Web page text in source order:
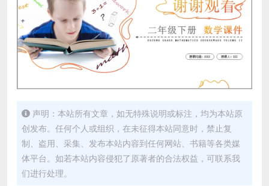
声明：本站所有文章，如无特殊说明或标注，均为本站原
创发布。任何个人或组织，在未征得本站同意时，禁止复
制、盗用、采集、发布本站内容到任何网站、书籍等各类媒
体平台。如若本站内容侵犯了原著者的合法权益，可联系我
们进行处理。